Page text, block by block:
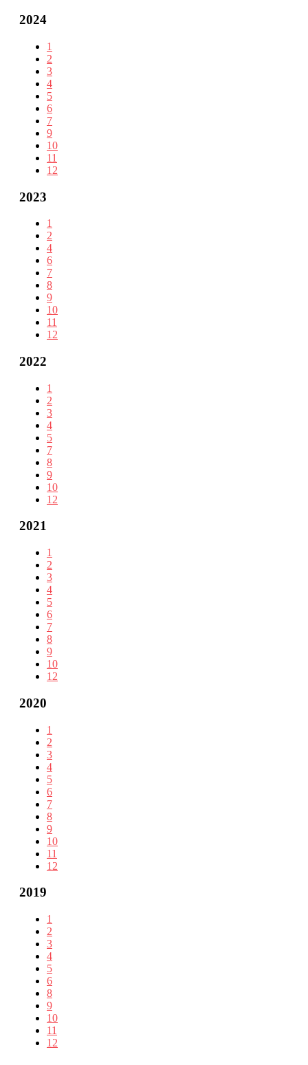
2024
1
2
3
4
5
6
7
9
10
11
12
2023
1
2
4
6
7
8
9
10
11
12
2022
1
2
3
4
5
7
8
9
10
12
2021
1
2
3
4
5
6
7
8
9
10
12
2020
1
2
3
4
5
6
7
8
9
10
11
12
2019
1
2
3
4
5
6
8
9
10
11
12